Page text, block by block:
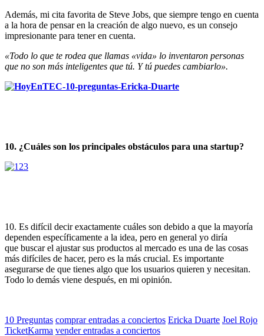
Además, mi cita favorita de Steve Jobs, que siempre tengo en cuenta
a la hora de pensar en la creación de algo nuevo, es un consejo
impresionante para tener en cuenta.
«Todo lo que te rodea que llamas «vida» lo inventaron personas
que no son más inteligentes que tú. Y tú puedes cambiarlo».
10. ¿Cuáles son los principales obstáculos para una startup?
10. Es difícil decir exactamente cuáles son debido a que la mayoría
dependen específicamente a la idea, pero en general yo diría
que buscar el ajustar sus productos al mercado es una de las cosas
más difíciles de hacer, pero es la más crucial. Es importante
asegurarse de que tienes algo que los usuarios quieren y necesitan.
Todo lo demás viene después, en mi opinión.
Etiquetado
con:
10 Preguntas comprar entradas a conciertos Ericka Duarte Joel Rojo
TicketKarma vender entradas a conciertos